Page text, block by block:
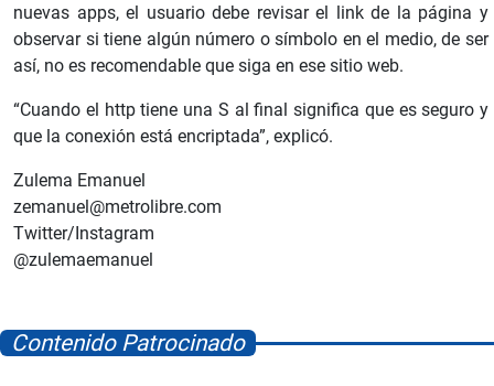
nuevas apps, el usuario debe revisar el link de la página y
observar si tiene algún número o símbolo en el medio, de ser
así, no es recomendable que siga en ese sitio web.
“Cuando el http tiene una S al final significa que es seguro y
que la conexión está encriptada”, explicó.
Zulema Emanuel
zemanuel@metrolibre.com
Twitter/Instagram
@zulemaemanuel
Contenido Patrocinado